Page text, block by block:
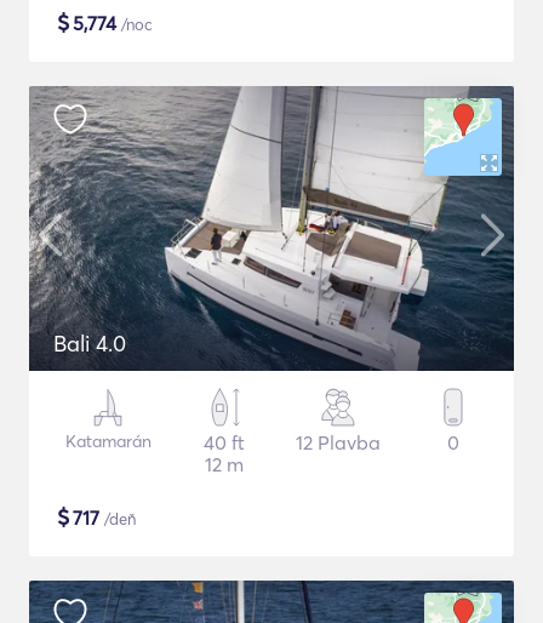
$5,774/noc
Bali 4.0
Katamarán
40 ft
12 m
12 Plavba 0
$717 /deň